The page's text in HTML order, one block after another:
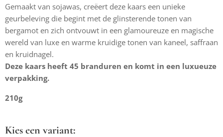
Gemaakt van sojawas, creëert deze kaars een unieke
geurbeleving die begint met de glinsterende tonen van
bergamot en zich ontvouwt in een glamoureuze en magische
wereld van luxe en warme kruidige tonen van kaneel, saffraan
en kruidnagel.
Deze kaars heeft 45 branduren en komt in een luxueuze
verpakking.
210g
Kies een variant: